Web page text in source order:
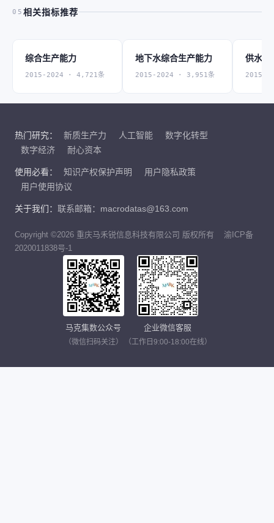
05 相关指标推荐
综合生产能力
2015-2024 · 4,721条
地下水综合生产能力
2015-2024 · 3,951条
供水管
2015-
热门研究： 新质生产力 人工智能
数字化转型
数字经济
耐心资本
使用必看： 知识产权保护声明
用户隐私政策
用户使用协议
关于我们： 联系邮箱：macrodatas@163.com
Copyright ©2026 重庆马禾锐信息科技有限公司 版权所有
渝ICP备
2020011838号-1
马克集数公众号
（微信扫码关注）
企业微信客服
（工作日9:00-18:00在线）